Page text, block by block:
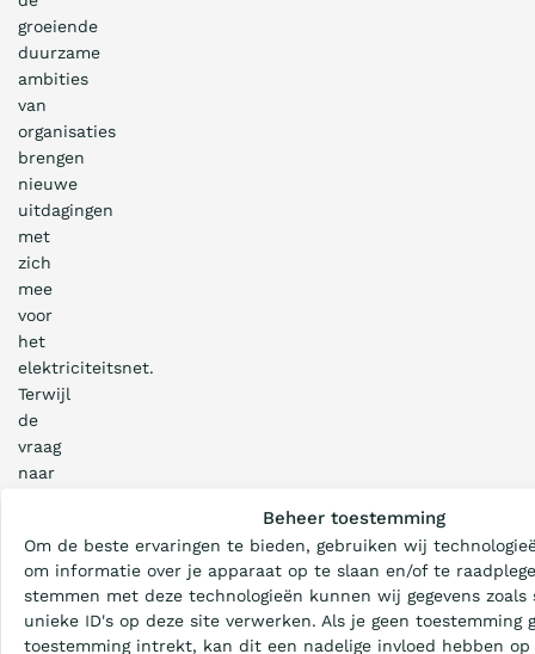
Beheer toestemming
Om de beste ervaringen te bieden, gebruiken wij
om informatie over je apparaat op te slaan en/of te
stemmen met deze technologieën kunnen wij gegevens zoals
unieke ID's op deze site verwerken. Als je geen toestemming
toestemming intrekt, kan dit een nadelige invloed hebben op
groeiende
duurzame
ambities
van
organisaties
brengen
nieuwe
uitdagingen
met
zich
mee
voor
het
elektriciteitsnet.
Terwijl
de
vraag
naar
en
het
elektriciteitsaanbod
wordt
Certificeren